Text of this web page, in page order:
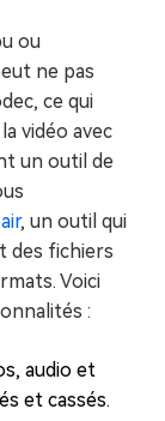
ou
ne pas
ce qui
vidéo avec
un outil de
, un outil qui
des fichiers
Voici
:
audio et
et cassés.